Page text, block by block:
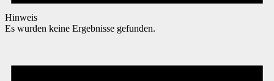
Hinweis
Es wurden keine Ergebnisse gefunden.